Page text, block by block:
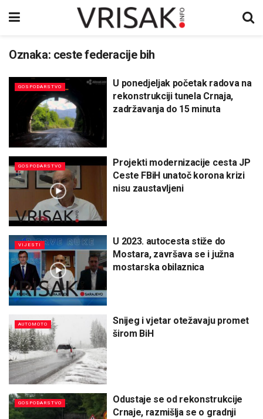
Oznaka: ceste federacije bih
GOSPODARSTVO
U ponedjeljak početak radova na
rekonstrukciji tunela Crnaja,
zadržavanja do 15 minuta
GOSPODARSTVO
Projekti modernizacije cesta JP
Ceste FBiH unatoč korona krizi
nisu zaustavljeni
VIJESTI
U 2023. autocesta stiže do
Mostara, završava se i južna
mostarska obilaznica
AUTOMOTO
Snijeg i vjetar otežavaju promet
širom BiH
GOSPODARSTVO
Odustaje se od rekonstrukcije
Crnaje, razmišlja se o gradnji